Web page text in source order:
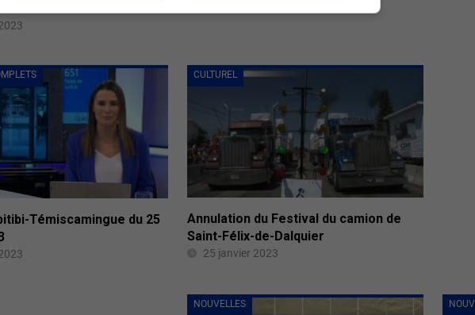
un Lasarrois
Témiscamingue du 25
CULTUREL
Annulation du Festival du camion de
Saint-Félix-de-Dalquier
25 janvier 2023
NOUVELLES